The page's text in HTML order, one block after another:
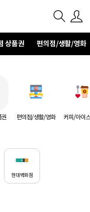
상품권 편의점/생활/영화
권 편의점/생활/영화 커피/아이
현대백화점